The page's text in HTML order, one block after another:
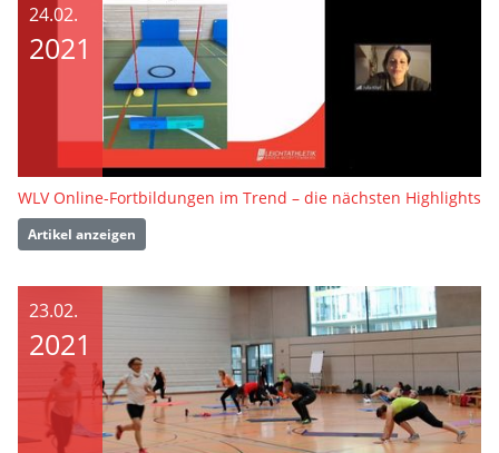
24.02.
2021
WLV Online-Fortbildungen im Trend – die nächsten Highlights
Artikel anzeigen
23.02.
2021